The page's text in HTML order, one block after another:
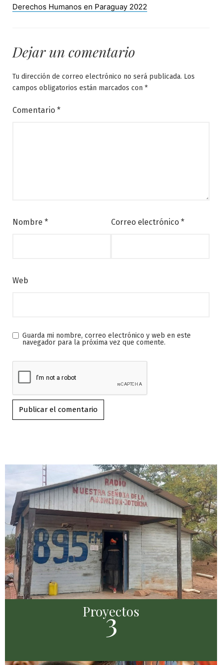
Derechos Humanos en Paraguay 2022
Dejar un comentario
Tu dirección de correo electrónico no será publicada. Los
campos obligatorios están marcados con *
Comentario *
Nombre * Correo electrónico *
Web
Guarda mi nombre, correo electrónico y web en este
navegador para la próxima vez que comente.
Proyectos
3